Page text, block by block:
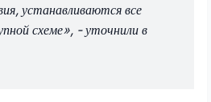
устанавливаются все
схеме», - уточнили в